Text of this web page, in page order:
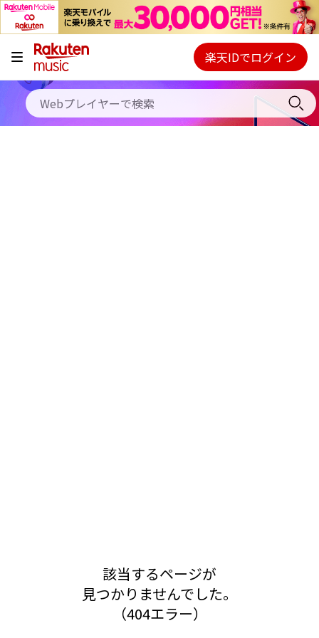
キャンペーン
料金プラン
使い方
Webプレイヤー
ご契約内容の確認・変更
楽天IDでログイン
該当するページが
見つかりませんでした。
（404エラー）